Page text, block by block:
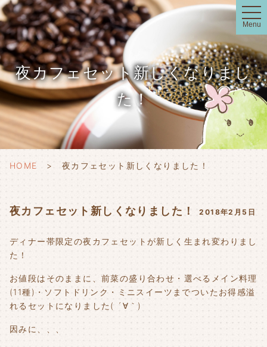
t
o
g
g
l
e
n
a
v
i
g
a
t
i
o
n
Menu
夜カフェセット新しくなりまし
た！
HOME 夜カフェセット新しくなりました！
夜カフェセット新しくなりました！ 2018年2月5日
ディナー帯限定の夜カフェセットが新しく生まれ変わりまし
た！
お値段はそのままに、前菜の盛り合わせ・選べるメイン料理
(11種)・ソフトドリンク・ミニスイーツまでついたお得感溢
れるセットになりました( ´∀｀)
因みに、、、